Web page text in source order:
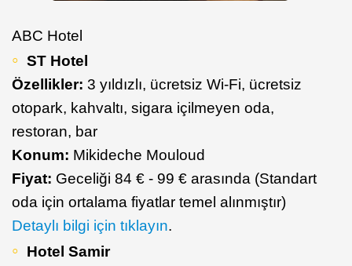
ABC Hotel
ST Hotel
Özellikler: 3 yıldızlı, ücretsiz Wi-Fi, ücretsiz
otopark, kahvaltı, sigara içilmeyen oda,
restoran, bar
Konum: Mikideche Mouloud
Fiyat: Geceliği 84 € - 99 € arasında (Standart
oda için ortalama fiyatlar temel alınmıştır)
Detaylı bilgi için tıklayın.
Hotel Samir